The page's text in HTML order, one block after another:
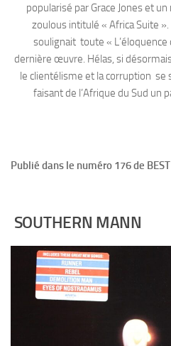
popularisé par Grace Jones et
zoulous intitulé « Africa Suite
soulignait toute «
dernière œuvre. Hélas, si
le clientélisme et la corruption se
faisant de l’Afrique du Sud un
Publié dans le numéro 176 de
SOUTHERN MANN